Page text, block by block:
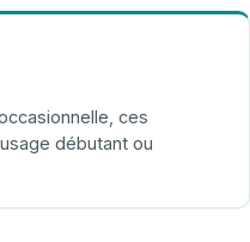
ces
débutant ou